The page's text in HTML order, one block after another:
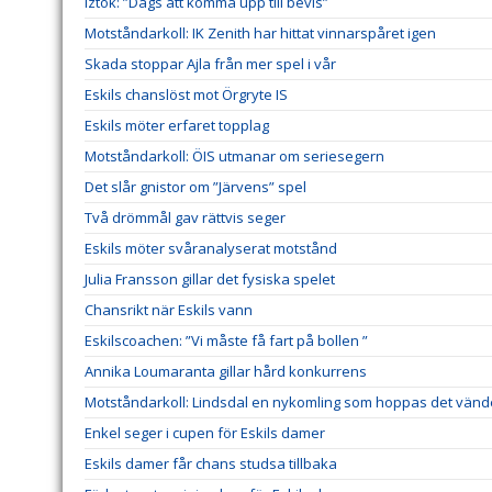
Motståndarkoll: IK Zenith har hittat vinnarspåret igen
Skada stoppar Ajla från mer spel i vår
Eskils chanslöst mot Örgryte IS
Eskils möter erfaret topplag
Motståndarkoll: ÖIS utmanar om seriesegern
Det slår gnistor om ”Järvens” spel
Två drömmål gav rättvis seger
Eskils möter svåranalyserat motstånd
Julia Fransson gillar det fysiska spelet
Chansrikt när Eskils vann
Eskilscoachen: ”Vi måste få fart på bollen ”
Annika Loumaranta gillar hård konkurrens
Motståndarkoll: Lindsdal en nykomling som hoppas det
Enkel seger i cupen för Eskils damer
Eskils damer får chans studsa tillbaka